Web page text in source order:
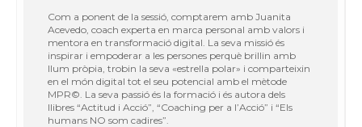
Com a ponent de la sessió, comptarem amb Juanita
Acevedo, coach experta en marca personal amb valors i
mentora en transformació digital. La seva missió és
inspirar i empoderar a les persones perquè brillin amb
llum pròpia, trobin la seva «estrella polar» i comparteixin
en el món digital tot el seu potencial amb el mètode
MPR©. La seva passió és la formació i és autora dels
llibres “Actitud i Acció”, “Coaching per a l’Acció” i “Els
humans NO som cadires”.